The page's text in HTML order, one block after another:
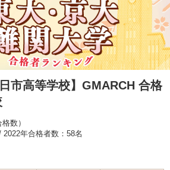
市高等学校】GMARCH 合格
数）
年合格者数：58名